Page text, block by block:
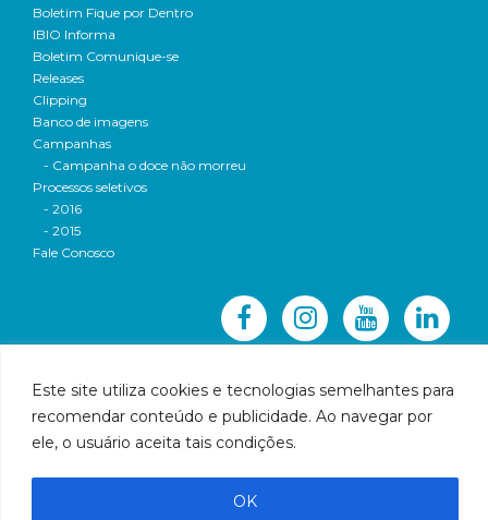
Este site utiliza cookies e tecnologias semelhantes para
recomendar conteúdo e publicidade. Ao navegar por
ele, o usuário aceita tais condições.
OK
Boletim Fique por Dentro
IBIO Informa
Boletim Comunique-se
Releases
Clipping
Banco de imagens
Campanhas
- Campanha o doce não morreu
Processos seletivos
- 2016
- 2015
Fale Conosco
© 2016 CBH-Doce - Todos os direitos reservados